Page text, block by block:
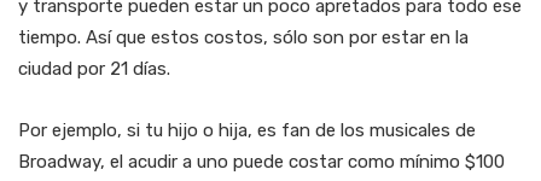
y transporte pueden estar un poco apretados para todo ese
tiempo. Así que estos costos, sólo son por estar en la
ciudad por 21 días.
Por ejemplo, si tu hijo o hija, es fan de los musicales de
Broadway, el acudir a uno puede costar como mínimo $100